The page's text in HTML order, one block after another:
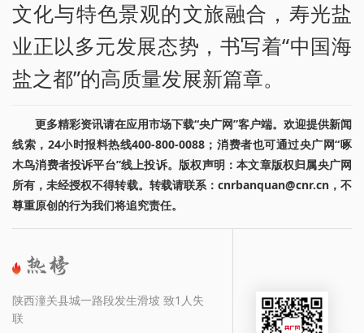
文化与特色景观的文旅融合，寿光盐
业正以多元发展态势，书写着“中国海
盐之都”的高质量发展新篇章。
更多精彩资讯请在应用市场下载“央广网”客户端。欢迎提供新闻
线索，24小时报料热线400-800-0088；消费者也可通过央广网“啄
木鸟消费者投诉平台”线上投诉。版权声明：本文章版权归属央广网
所有，未经授权不得转载。转载请联系：cnrbanquan@cnr.cn，不
尊重原创的行为我们将追究责任。
陕西潼关县城一路段发生滑坡 致1人失
联